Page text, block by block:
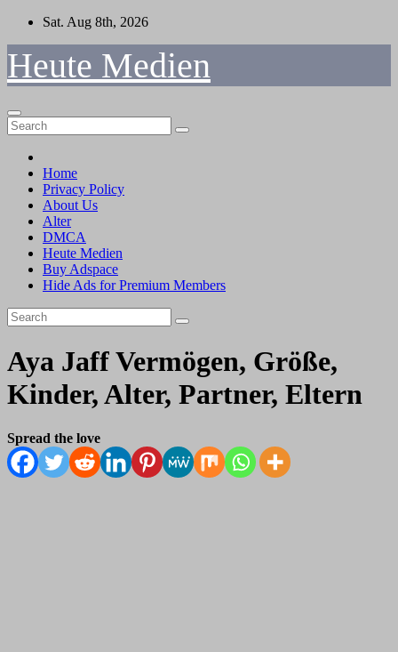
Skip
content
Sat. Aug 8th, 2026
Heute Medien
Home
Privacy Policy
About Us
Alter
DMCA
Heute Medien
Buy Adspace
Hide Ads for Premium Members
Aya Jaff Vermögen, Größe,
Kinder, Alter, Partner, Eltern
Spread the love